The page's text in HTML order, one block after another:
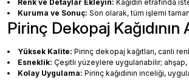
Renk ve Detaylar Ekleyin: Kağıdın etrafında
Kuruma ve Sonuç: Son olarak, tüm işlemi
Pirinç Dekopaj Kağıdının
Yüksek Kalite: Pirinç dekopaj kağıtları, canlı
Esneklik: Çeşitli yüzeylere uygulanabilir;
Kolay Uygulama: Pirinç kağıdının inceliği,